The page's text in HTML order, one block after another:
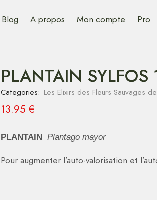
Blog A propos Mon compte Pro
PLANTAIN SYLFOS
Categories: Les Elixirs des Fleurs Sauvages
13.95 €
PLANTAIN Plantago mayor
Pour augmenter l’auto-valorisation et